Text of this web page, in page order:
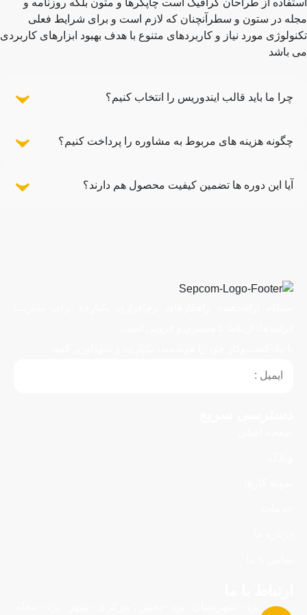
استفاده از طراحان گرافیک است چاپگرها و متون بلکه روزنامه و
مجله در ستون و سطرآنچنان که لازم است و برای شرایط فعلی
تکنولوژی مورد نیاز و کاربردهای متنوع با هدف بهبود ابزارهای کاربردی
می باشد
چرا ما باید قالب ایندوریس را انتخاب کنیم؟
چگونه هزینه های مربوط به مشاوره را پرداخت کنیم؟
آیا این دوره ها تضمین کیفیت محصول هم دارند؟